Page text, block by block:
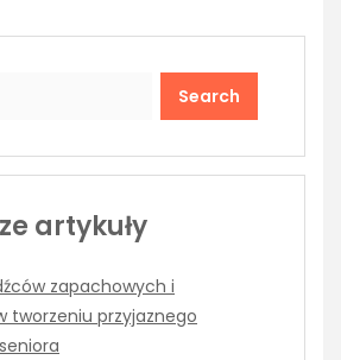
artykuły
zapachowych i
tworzeniu przyjaznego